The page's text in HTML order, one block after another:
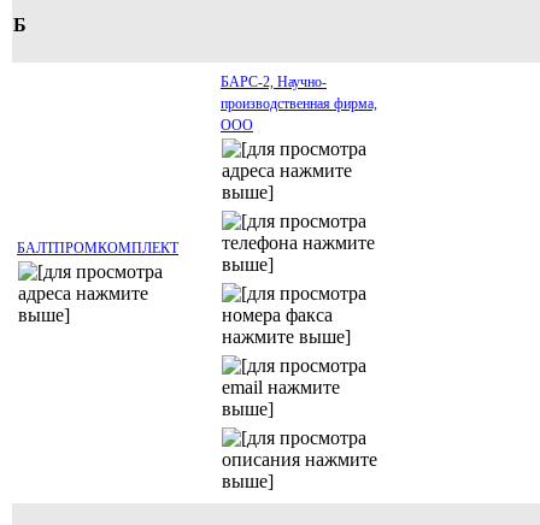
Б
БАЛТПРОМКОМПЛЕКТ
БАРС-2, Научно-
производственная фирма,
ООО